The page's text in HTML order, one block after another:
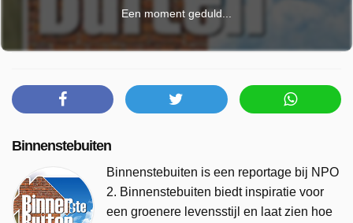
Een moment geduld...
Binnenstebuiten
Binnenstebuiten is een reportage bij NPO
2. Binnenstebuiten biedt inspiratie voor
een groenere levensstijl en laat zien hoe